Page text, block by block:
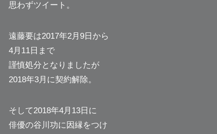
思わずツイート。
遠藤要は2017年2月9日から
4月11日まで
謹慎処分となりましたが
2018年3月に契約解除。
そして2018年4月13日に
俳優の谷川功に因縁をつけ